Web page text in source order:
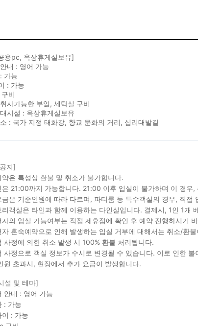
용pc, 옥상휴게실보유]
내 : 영어 가능
가능
: 가능
비
사가능한 부엌, 세탁실 구비
시설 : 옥상휴게실보유
: 국가 지정 태화강, 향교 문화의 거리, 십리대밭길
지]
약은 특성상 환불 및 취소가 불가합니다.
은 21:00까지 가능합니다. 21:00 이후 입실이 불가하며 이 경우,
금은 기준인원에 따라 다르며, 파티룸 등 특수객실의 경우, 직접
리객실은 타인과 함께 이용하는 다인실입니다. 결제시, 1인 1개
자의 입실 가능여부는 직접 제휴점에 확인 후 예약 진행하시기
자 혼숙예약으로 인해 발생하는 입실 거부에 대해서는 취소/환
사정에 의한 취소 발생 시 100% 환불 처리됩니다.
사정으로 객실 정보가 수시로 변경될 수 있습니다. 이로 인한
원 초과시, 현장에서 추가 요금이 발생합니다.
설 및 테마]
안내 : 영어 가능
: 가능
이 : 가능